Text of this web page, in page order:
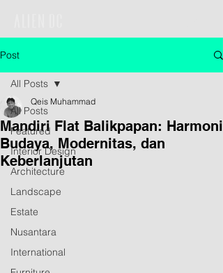
Post
All Posts
Featured
Interior Design
Architecture
Landscape
Estate
Nusantara
International
All Posts
Mandiri Flat Balikpapan: Harmoni
Budaya, Modernitas, dan
Keberlanjutan
Qeis Muhammad